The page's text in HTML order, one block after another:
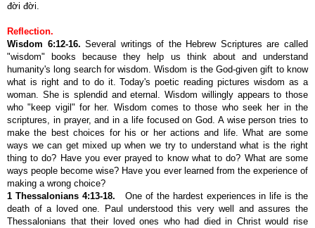
đời đời.
Reflection.
Wisdom 6:12-16.Several writings of the Hebrew Scriptures are called
"wisdom" books because they help us think about and understand
humanity's long search for wisdom. Wisdom is the God-given gift to know
what is right and to do it. Today's poetic reading pictures wisdom as a
woman. She is splendid and eternal. Wisdom willingly appears to those
who "keep vigil" for her. Wisdom comes to those who seek her in the
scriptures, in prayer, and in a life focused on God. A wise person tries to
make the best choices for his or her actions and life. What are some
ways we can get mixed up when we try to understand what is the right
thing to do? Have you ever prayed to know what to do? What are some
ways people become wise? Have you ever learned from the experience of
making a wrong choice?
1 Thessalonians 4:13-18.
One of the hardest experiences in life is the
death of a loved one. Paul understood this very well and assures the
Thessalonians that their loved ones who had died in Christ would rise